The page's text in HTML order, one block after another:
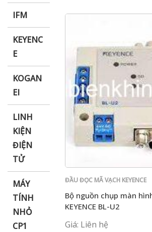
IFM
KEYENC
E
KOGAN
EI
LINH
KIỆN
ĐIỆN
TỬ
MÁY
TÍNH
NHỎ
CP1
ĐẦU ĐỌC MÃ VẠCH KEYENCE
Bộ nguồn chụp màn
KEYENCE BL-U2
Giá: Liên hệ